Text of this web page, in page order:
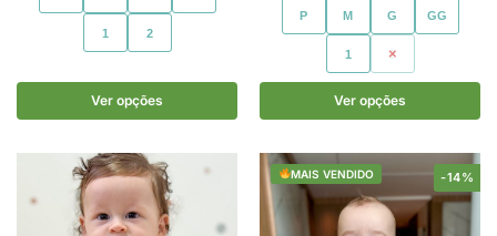
1 2
Ver opções
P M G GG
1 2
Ver opções
-14%
MAIS VENDIDO